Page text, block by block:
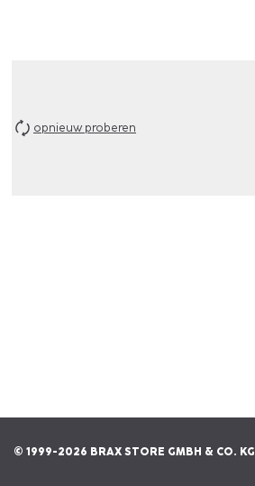
opnieuw proberen
© 1999-2026 BRAX STORE GMBH & CO. KG